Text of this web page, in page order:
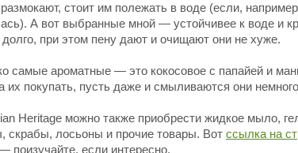
размокают, стоит им полежать в воде (если,
А вот выбранные мной — устойчивее к воде и
долго, при этом пену дают и очищают они не хуже.
самые ароматные — это кокосовое с папайей и
их покупать, пусть даже и смыливаются они
Heritage можно также приобрести жидкое мыло,
скрабы, лосьоны и прочие товары. Вот ссылка на
поизучайте, если интересно.